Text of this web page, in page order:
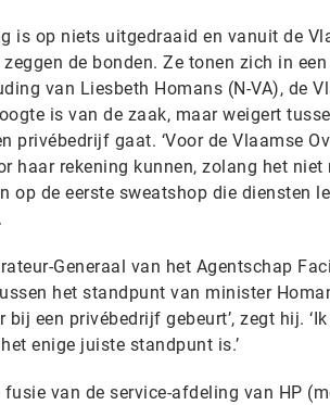
is op niets uitgedraaid en vanuit de
de bonden. Ze tonen zich in
van Liesbeth Homans (N-VA), de
is van de zaak, maar weigert
privébedrijf gaat. ‘Voor de Vlaamse
haar rekening kunnen, zolang het
op de eerste sweatshop die diensten
Generaal van het Agentschap
het standpunt van minister
een privébedrijf gebeurt’, zegt hij.
enige juiste standpunt is.’
fusie van de service-afdeling van HP